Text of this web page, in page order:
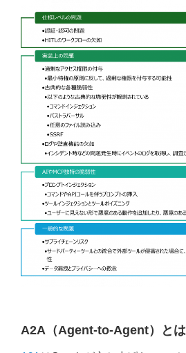
A2A（Agent-to-Agent）とは